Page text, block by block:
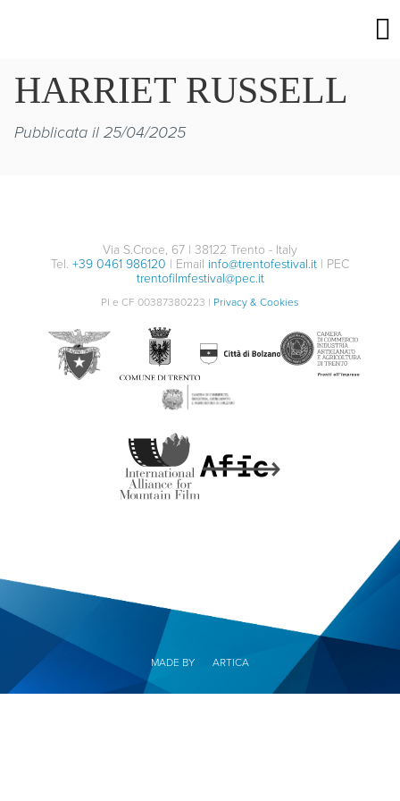
HARRIET RUSSELL
Pubblicata il 25/04/2025
Via S.Croce, 67 | 38122 Trento - Italy
Tel. +39 0461 986120 | Email info@trentofestival.it | PEC
trentofilmfestival@pec.it
PI e CF 00387380223 | Privacy & Cookies
MADE BY ARTICA